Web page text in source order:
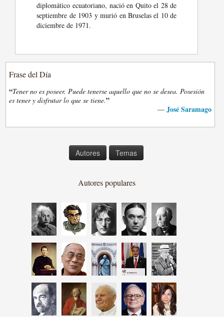
diplomático ecuatoriano, nació en Quito el 28 de
septiembre de 1903 y murió en Bruselas el 10 de
diciembre de 1971.
Frase del Día
“Tener no es poseer. Puede tenerse aquello que no se desea. Posesión
es tener y disfrutar lo que se tiene.”
— José Saramago
Autores Temas
Autores populares